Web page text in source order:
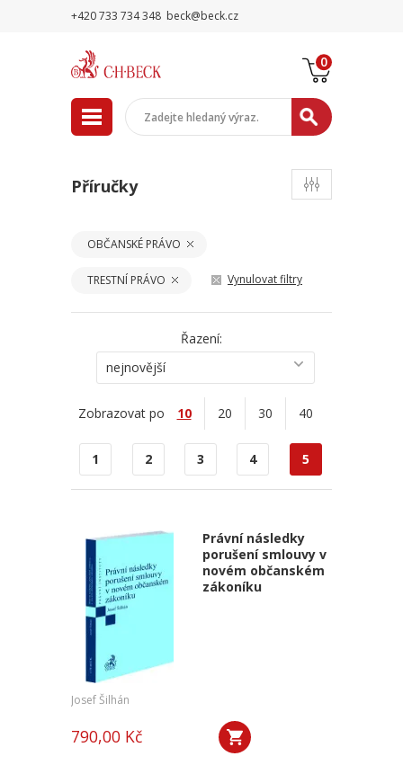
+420 733 734 348 beck@beck.cz
0
Příručky
OBČANSKÉ PRÁVO
TRESTNÍ PRÁVO Vynulovat filtry
Řazení:
nejnovější
Zobrazovat po 10 20 30 40
1 2 3 4 5
Právní následky
porušení smlouvy v
novém občanském
zákoníku
Josef Šilhán
790,00 Kč